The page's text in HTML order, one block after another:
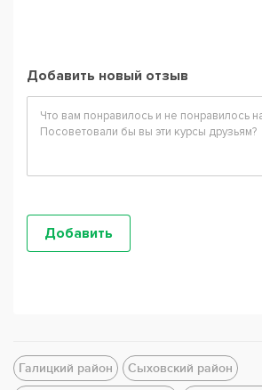
Добавить новый отзыв
Галицкий район
Сыховский район